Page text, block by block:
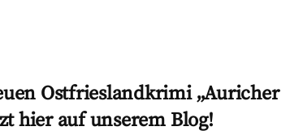
Ostfrieslandkrimi „Auricher
hier auf unserem Blog!